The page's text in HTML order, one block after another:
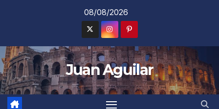
08/08/2026
Juan Aguilar